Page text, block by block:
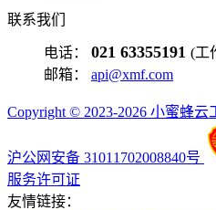
联系我们
电话： 021 63355191 (工
邮箱： api@xmf.com
Copyright © 2023-2026 小蜜蜂云
沪公网安备 31011702008840号
服务许可证
友情链接：